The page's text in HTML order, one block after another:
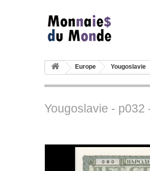
Europe Yougoslavie
Yougoslavie -